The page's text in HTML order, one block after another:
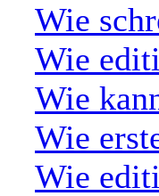
Wie
Wie
Wie
Wie
Wie